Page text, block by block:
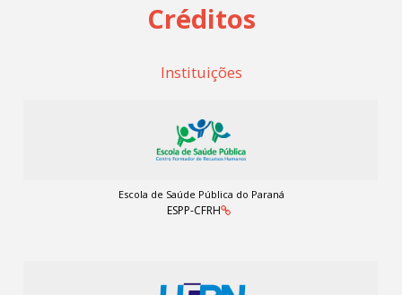
Créditos
Instituições
Escola de Saúde Pública do Paraná
ESPP-CFRH